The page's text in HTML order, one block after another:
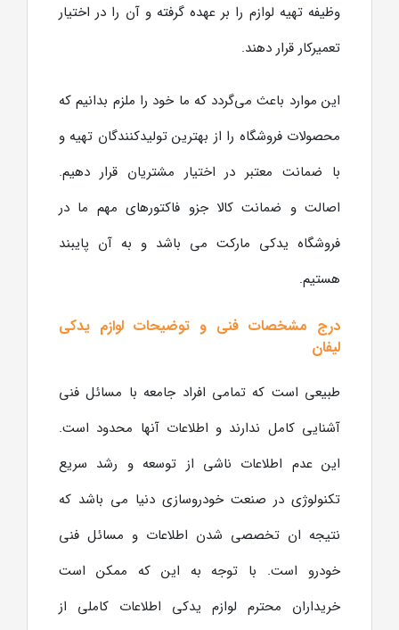
وظیفه تهیه لوازم را بر عهده گرفته و آن را در اختیار
تعمیرکار قرار دهند.
این موارد باعث می‌گردد که ما خود را ملزم بدانیم که
محصولات فروشگاه را از بهترین تولیدکنندگان تهیه و
با ضمانت معتبر در اختیار مشتریان قرار دهیم.
اصالت و ضمانت کالا جزو فاکتورهای مهم ما در
فروشگاه یدکی مارکت می باشد و به آن پایبند
هستیم.
درج مشخصات فنی و توضیحات لوازم یدکی
لیفان
طبیعی است که تمامی افراد جامعه با مسائل فنی
آشنایی کامل ندارند و اطلاعات آنها محدود است.
این عدم اطلاعات ناشی از توسعه و رشد سریع
تکنولوژی در صنعت خودروسازی دنیا می باشد که
نتیجه ان تخصصی شدن اطلاعات و مسائل فنی
خودرو است. با توجه به این که ممکن است
خریداران محترم لوازم یدکی اطلاعات کاملی از